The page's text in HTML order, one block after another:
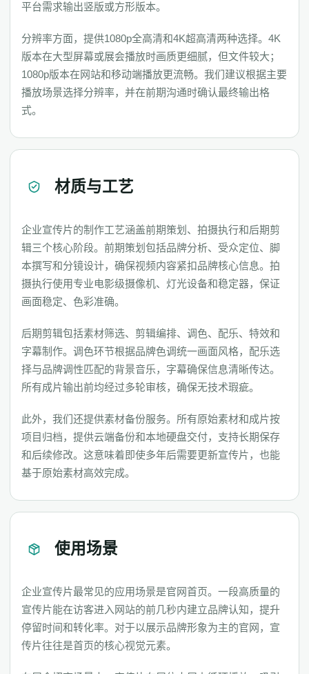
平台需求输出竖版或方形版本。
分辨率方面，提供1080p全高清和4K超高清两种选择。4K
版本在大型屏幕或展会播放时画质更细腻，但文件较大；
1080p版本在网站和移动端播放更流畅。我们建议根据主要
播放场景选择分辨率，并在前期沟通时确认最终输出格
式。
材质与工艺
企业宣传片的制作工艺涵盖前期策划、拍摄执行和后期剪
辑三个核心阶段。前期策划包括品牌分析、受众定位、脚
本撰写和分镜设计，确保视频内容紧扣品牌核心信息。拍
摄执行使用专业电影级摄像机、灯光设备和稳定器，保证
画面稳定、色彩准确。
后期剪辑包括素材筛选、剪辑编排、调色、配乐、特效和
字幕制作。调色环节根据品牌色调统一画面风格，配乐选
择与品牌调性匹配的背景音乐，字幕确保信息清晰传达。
所有成片输出前均经过多轮审核，确保无技术瑕疵。
此外，我们还提供素材备份服务。所有原始素材和成片按
项目归档，提供云端备份和本地硬盘交付，支持长期保存
和后续修改。这意味着即使多年后需要更新宣传片，也能
基于原始素材高效完成。
使用场景
企业宣传片最常见的应用场景是官网首页。一段高质量的
宣传片能在访客进入网站的前几秒内建立品牌认知，提升
停留时间和转化率。对于以展示品牌形象为主的官网，宣
传片往往是首页的核心视觉元素。